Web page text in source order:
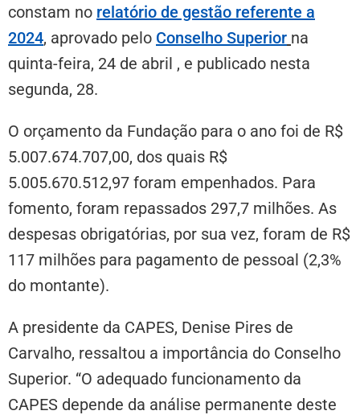
constam no relatório de gestão referente a
2024, aprovado pelo Conselho Superior na
quinta-feira, 24 de abril , e publicado nesta
segunda, 28.
O orçamento da Fundação para o ano foi de R$
5.007.674.707,00, dos quais R$
5.005.670.512,97 foram empenhados. Para
fomento, foram repassados 297,7 milhões. As
despesas obrigatórias, por sua vez, foram de R$
117 milhões para pagamento de pessoal (2,3%
do montante).
A presidente da CAPES, Denise Pires de
Carvalho, ressaltou a importância do Conselho
Superior. “O adequado funcionamento da
CAPES depende da análise permanente deste